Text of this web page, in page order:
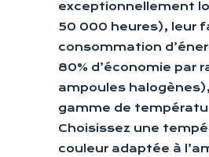
exceptionnellement
50 000 heures), leur
consommation
80% d’économie par
ampoules
gamme de
Choisissez une
couleur adaptée à